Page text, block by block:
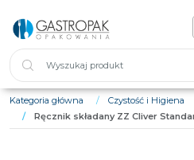
Kategoria główna / Czystość i Higiena
/
Ręcznik składany ZZ Cliver